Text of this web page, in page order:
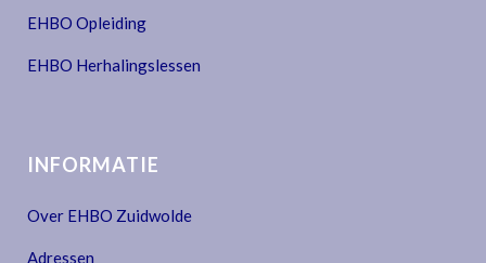
EHBO Opleiding
EHBO Herhalingslessen
INFORMATIE
Over EHBO Zuidwolde
Adressen